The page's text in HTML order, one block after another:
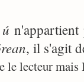
ú
, il s'agit
le lecteur